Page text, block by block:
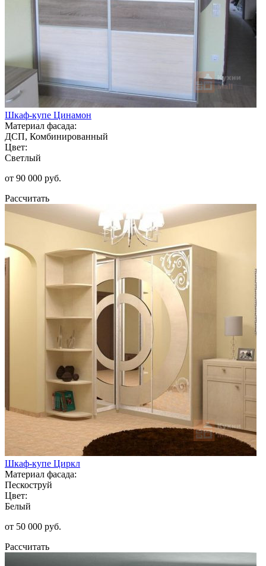
Шкаф-купе Цинамон
Материал фасада:
ДСП, Комбинированный
Цвет:
Светлый
от 90 000 руб.
Рассчитать
Шкаф-купе Циркл
Материал фасада:
Пескоструй
Цвет:
Белый
от 50 000 руб.
Рассчитать